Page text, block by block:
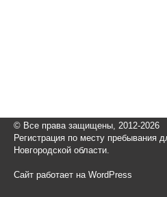
© Все права защищены, 2012-2026
Регистрация по месту пребывания
Новгородской области.
Сайт работает на WordPress